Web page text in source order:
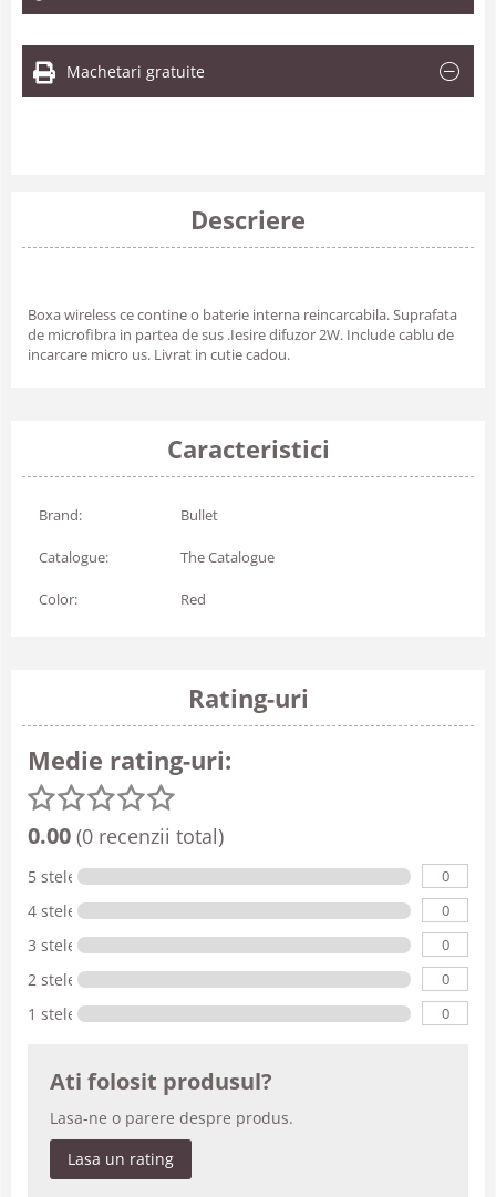
Machetari gratuite
Descriere
Boxa wireless ce contine o baterie interna reincarcabila. Suprafata
de microfibra in partea de sus .Iesire difuzor 2W. Include cablu de
incarcare micro us. Livrat in cutie cadou.
Caracteristici
Brand: Bullet
Catalogue: The Catalogue
Color: Red
Rating-uri
Medie rating-uri:
0.00 (0 recenzii total)
5 stele 0
4 stele 0
3 stele 0
2 stele 0
1 stele 0
Ati folosit produsul?
Lasa-ne o parere despre produs.
Lasa un rating